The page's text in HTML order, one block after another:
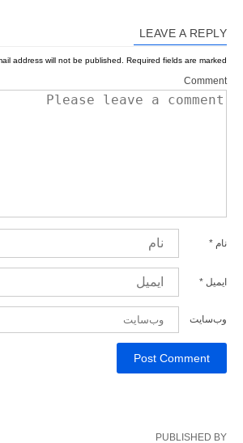
LEAVE A REPLY
address will not be published. Required fields are marked
Comment
نام *
ایمیل *
وب‌سایت
PUBLISHED BY